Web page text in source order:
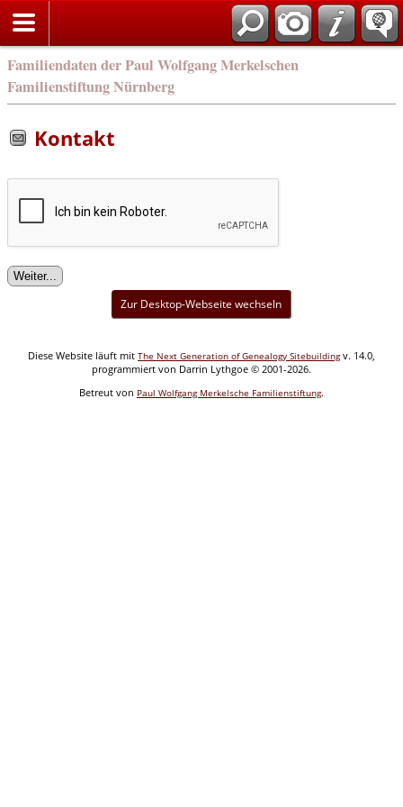
Familiendaten der Paul Wolfgang Merkelschen
Familienstiftung Nürnberg
Kontakt
Zur Desktop-Webseite wechseln
Diese Website läuft mit The Next Generation of Genealogy Sitebuildingv. 14.0,
programmiert von Darrin Lythgoe © 2001-2026.
Betreut von Paul Wolfgang Merkelsche Familienstiftung.